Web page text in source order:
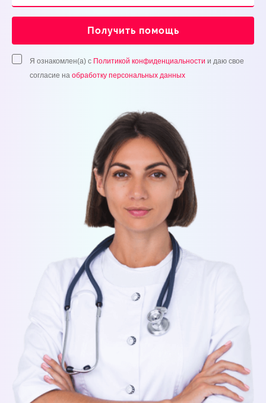
Получить помощь
Я ознакомлен(а) с Политикой конфиденциальности и даю свое
согласие на обработку персональных данных